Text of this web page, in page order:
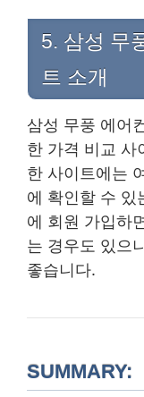
5. 삼성 무
트 소개
삼성 무풍 에어
한 가격 비교 사
한 사이트에는
에 확인할 수 있
에 회원 가입하
는 경우도 있으
좋습니다.
SUMMARY: